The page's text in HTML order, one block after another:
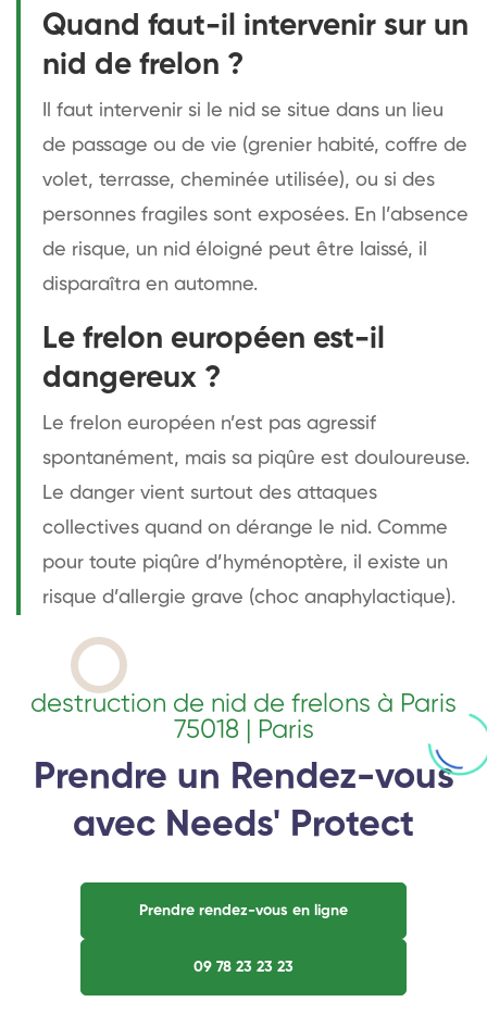
Quand faut-il intervenir sur un
nid de frelon ?
Il faut intervenir si le nid se situe dans un lieu
de passage ou de vie (grenier habité, coffre de
volet, terrasse, cheminée utilisée), ou si des
personnes fragiles sont exposées. En l’absence
de risque, un nid éloigné peut être laissé, il
disparaîtra en automne.
Le frelon européen est-il
dangereux ?
Le frelon européen n’est pas agressif
spontanément, mais sa piqûre est douloureuse.
Le danger vient surtout des attaques
collectives quand on dérange le nid. Comme
pour toute piqûre d’hyménoptère, il existe un
risque d’allergie grave (choc anaphylactique).
destruction de nid de frelons à Paris
75018 | Paris
Prendre un Rendez-vous
avec Needs' Protect
Prendre rendez-vous en ligne
09 78 23 23 23